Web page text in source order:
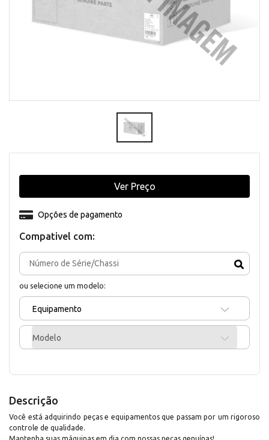
Compativel com:
ou selecione um modelo:
Equipamento
Modelo
Opções de pagamento
Ver Preço
Descrição
Você está adquirindo peças e equipamentos que passam por um rigoroso
controle de qualidade.